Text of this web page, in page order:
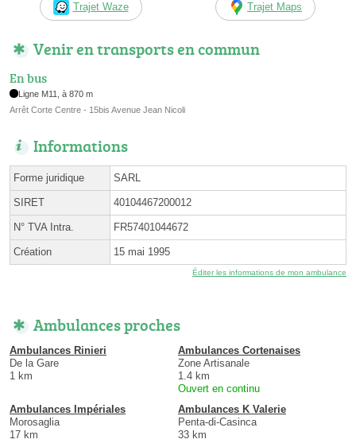
Trajet Waze Trajet Maps
Venir en transports en commun
En bus
Ligne M11, à 870 m
Arrêt Corte Centre - 15bis Avenue Jean Nicoli
Informations
Forme juridique SARL
SIRET 40104467200012
N° TVA Intra. FR57401044672
Création 15 mai 1995
Éditer les informations de mon ambulance
Ambulances proches
Ambulances Rinieri
De la Gare
1 km
Ambulances Cortenaises
Zone Artisanale
1.4 km
Ouvert en continu
Ambulances Impériales
Morosaglia
17 km
Ambulances K Valerie
Penta-di-Casinca
33 km